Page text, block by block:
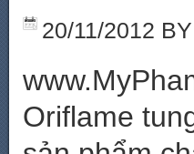
20/11/2012 BY
Oriflame